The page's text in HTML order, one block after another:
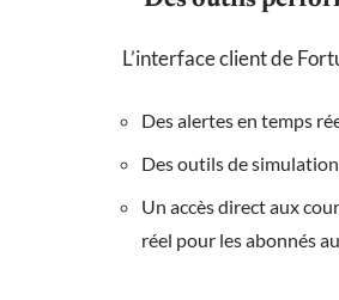
L’interface client de
Des alertes en temps
Des outils de
Un accès direct aux
réel pour les abonnés